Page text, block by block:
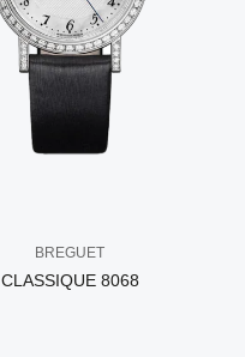
BREGUET
CLASSIQUE 8068